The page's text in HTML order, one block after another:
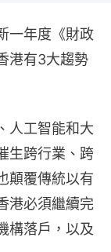
一年度《財政
港有3大趨勢
人工智能和大
生跨行業、跨
顛覆傳統以有
港必須繼續完
構落戶，以及